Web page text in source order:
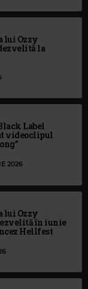
lui Ozzy
la
Label
videoclipul
2026
lui Ozzy
în iunie
Hellfest